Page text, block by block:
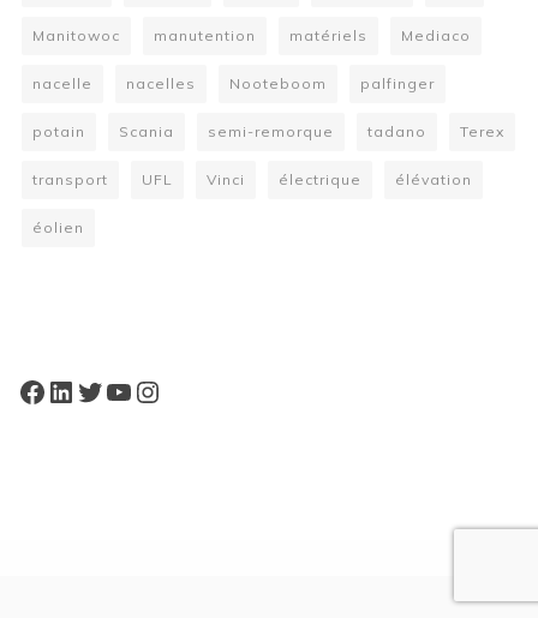
Manitowoc manutention matériels Mediaco
nacelle nacelles Nooteboom palfinger
potain Scania semi-remorque tadano Terex
transport UFL Vinci électrique élévation
éolien
Facebook
LinkedIn
Twitter
YouTube
Instagram